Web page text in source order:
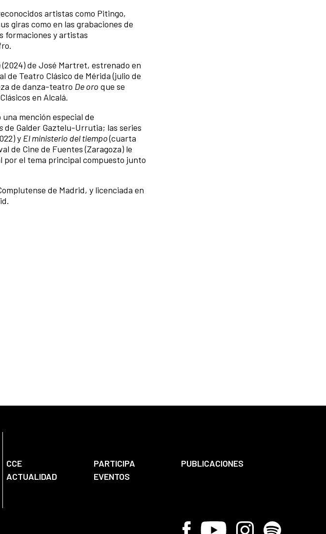
artistas como Pitingo,
giras como en las grabaciones de
formaciones y artistas
(2024) de José Martret, estrenado en
de Teatro Clásico de Mérida (julio de
de danza-teatro De oro que se
en Alcalá.
mención especial de
de Galder Gaztelu-Urrutia; las series
y El ministerio del tiempo(cuarta
de Cine de Fuentes (Zaragoza) le
por el tema principal compuesto junto
de Madrid, y licenciada en
CCE PARTICIPA
PUBLICACIONES
ACTUALIDAD
EVENTOS
Facebook
Youtube InstagramSpotify